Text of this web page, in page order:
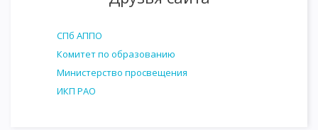
СПб АППО
Комитет по образованию
Министерство просвещения
ИКП РАО